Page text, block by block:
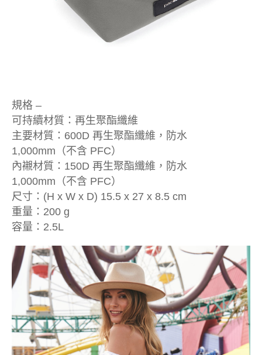
規格 –
可持續材質：再生聚酯纖維
主要材質：600D 再生聚酯纖維，防水
1,000mm（不含 PFC）
內襯材質：150D 再生聚酯纖維，防水
1,000mm（不含 PFC）
尺寸：(H x W x D) 15.5 x 27 x 8.5 cm
重量：200 g
容量：2.5L